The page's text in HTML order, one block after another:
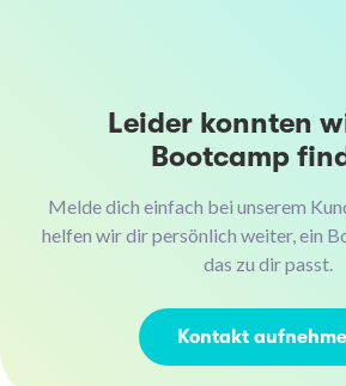
Leider konnten
Bootcamp
Melde dich einfach bei unserem
helfen wir dir persönlich weiter, ein
das zu dir passt.
Kontakt